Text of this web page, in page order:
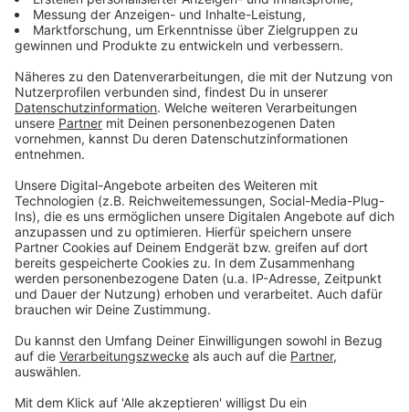
einer Räumung von Lützerath wird im Januar fest
gerechnet. Der Kreis Heinsberg hat eine
Allgemeinverfügung bekannt gemacht, die Personen
den Aufenthalt in Lützerath untersagt. Werde diesem
Platzverweis keine Folge geleistet, so biete die
Verfügung die Grundlage "zur Ergreifung von
Räumungsmaßnahmen ab dem 10. Januar", so der
Kreis. Die Polizei Aachen ließ gleichzeitig wissen, dass
man ab Mitte Januar "mit der Räumung des Weilers
Lützerath beginnen" würde.
Anzeige
Anzeige
So ist der Eindruck vor Ort
Anzeige